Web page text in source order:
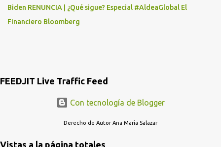
Biden RENUNCIA | ¿Qué sigue? Especial #AldeaGlobal El
Financiero Bloomberg
FEEDJIT Live Traffic Feed
Con tecnología de Blogger
Derecho de Autor Ana Maria Salazar
Vistas a la página totales